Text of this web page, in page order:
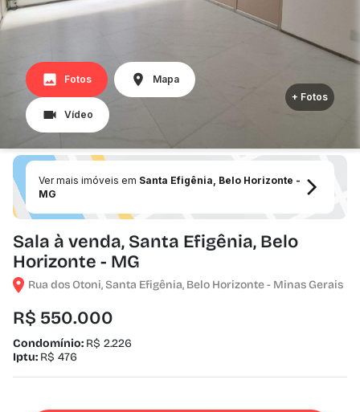
Fotos Mapa
Vídeo
+ Fotos
Ver mais imóveis em Santa Efigênia, Belo Horizonte -
MG
Sala à venda, Santa Efigênia, Belo
Horizonte - MG
Rua dos Otoni, Santa Efigênia, Belo Horizonte - Minas Gerais
R$ 550.000
Condomínio: R$ 2.226
Iptu: R$ 476